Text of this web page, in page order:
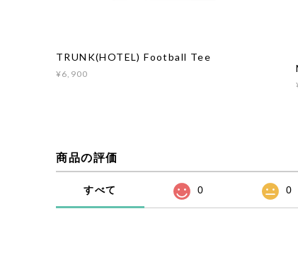
TRUNK(HOTEL) Football Tee
¥6,900
商品の評価
すべて 0 0